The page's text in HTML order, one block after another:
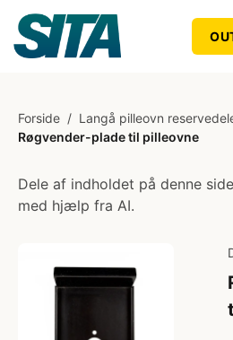
Forside / Langå pilleovn
Røgvender-plade til pilleovne
Dele af indholdet på denne
med hjælp fra AI.